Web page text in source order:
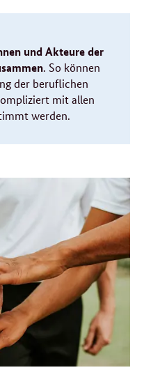
und Akteureder
. So können
der beruflichen
mit allen
werden.